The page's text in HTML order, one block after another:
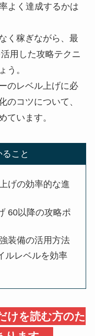
よく達成するかは
く稼ぎながら、最
用した攻略テクニ
う。
のレベル上げに必
のコツについて、
ています。
こと
げの効率的な進
60以降の攻略ポ
装備の活用方法
ルレベルを効率
けを読む方のた